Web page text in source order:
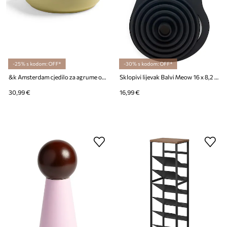
-25% s kodom: OFF*
&k Amsterdam cjedilo za agrume od kamenine 18 x 16 x 5 cm
30,99 €
-30% s kodom: OFF*
Sklopivi lijevak Balvi Meow 16 x 8,2 x 2,8 cm
16,99 €